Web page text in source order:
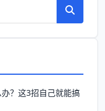
？这3招自己就能搞